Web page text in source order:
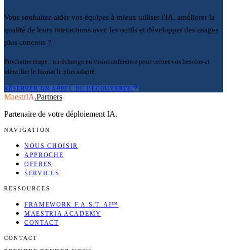
Vous souhaitez aider vos équipes à mieux utiliser l'IA, améliorer la
qualité de leurs interactions avec les outils et développer des usages
plus concrets ?
Prochaine étape : un échange en visioconférence pour cerner vos besoins et
identifier le format le plus adapté.
RÉSERVER UN APPEL DE DÉCOUVERTE
MaestrIA.Partners
Partenaire de votre déploiement IA.
NAVIGATION
NOUS CHOISIR
APPROCHE
OFFRES
SERVICES
RESSOURCES
FRAMEWORK F.A.S.T. AI™
MAESTRIA ACADEMY
CONTACT
CONTACT